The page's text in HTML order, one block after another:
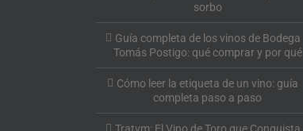
sorbo
Guía completa de los vinos de Bodega
Tomás Postigo: qué comprar y por qué
Cómo leer la etiqueta de un vino: guía
completa paso a paso